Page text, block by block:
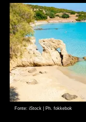
Fonte: iStock | Ph. fokkebok